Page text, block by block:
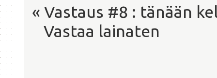
« Vastaus #8 : tänään
Vastaa lainaten